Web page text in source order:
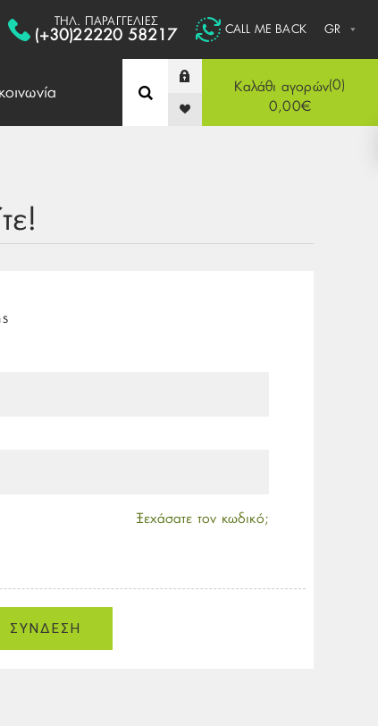
ΤΗΛ. ΠΑΡΑΓΓΕΛΙΕΣ
(+30)22220 58217 CALL ME BACK
Καλάθι αγορών 0
0,00€
Ξεχάσατε τον κωδικό;